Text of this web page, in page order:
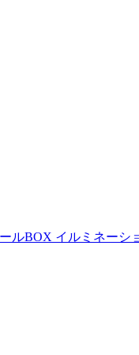
ルBOX イルミネーシ